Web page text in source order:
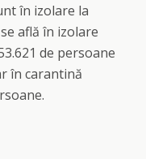
în izolare la
află în izolare
de persoane
în carantină